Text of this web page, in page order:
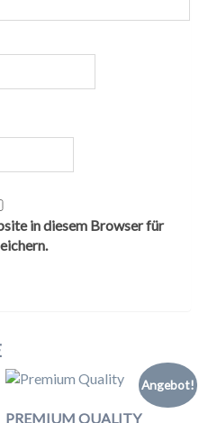
in diesem Browser für
Angebot!
PREMIUM QUALITY